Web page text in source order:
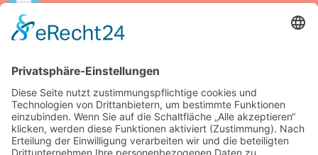
4D
Elektro
CooLifting
Copyright © 2025. All rights reserved.